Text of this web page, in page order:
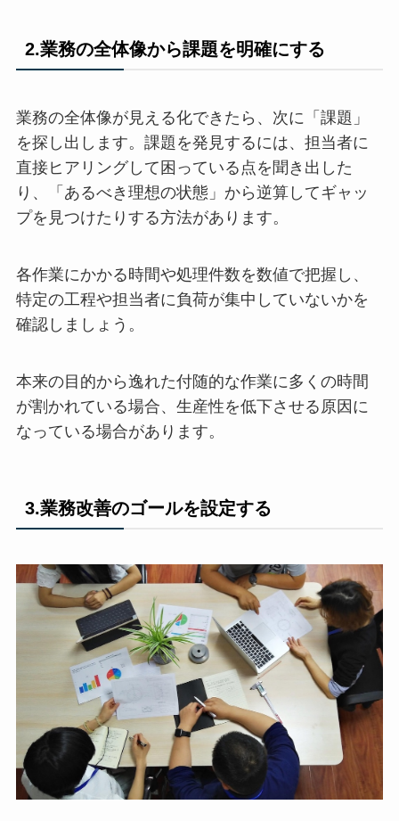
2.業務の全体像から課題を明確にする
業務の全体像が見える化できたら、次に「課題」
を探し出します。課題を発見するには、担当者に
直接ヒアリングして困っている点を聞き出した
り、「あるべき理想の状態」から逆算してギャッ
プを見つけたりする方法があります。
各作業にかかる時間や処理件数を数値で把握し、
特定の工程や担当者に負荷が集中していないかを
確認しましょう。
本来の目的から逸れた付随的な作業に多くの時間
が割かれている場合、生産性を低下させる原因に
なっている場合があります。
3.業務改善のゴールを設定する